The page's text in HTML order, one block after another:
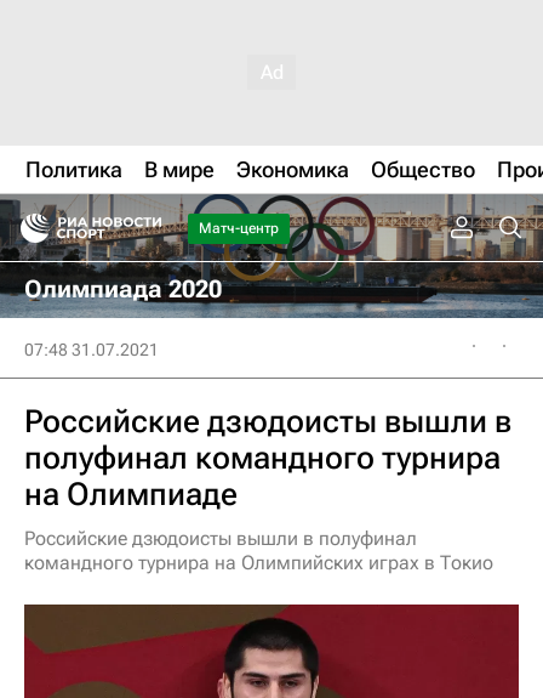
Политика В мире Экономика Общество
Матч-центр
Олимпиада 2020
07:48 31.07.2021
Российские дзюдоисты вышли в
полуфинал командного турнира
на Олимпиаде
Российские дзюдоисты вышли в полуфинал
командного турнира на Олимпийских играх в Токио